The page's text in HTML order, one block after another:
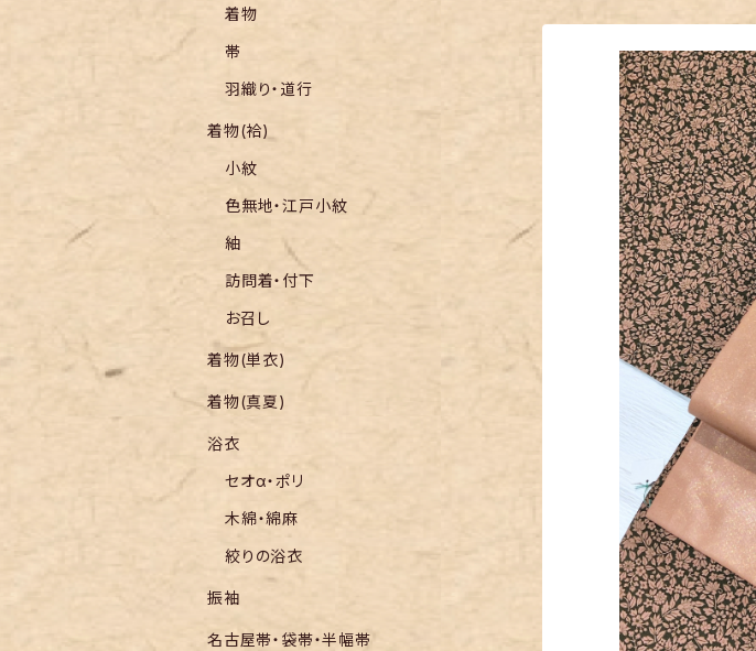
着物
帯
羽織り・道行
着物(袷)
小紋
色無地・江戸小紋
紬
訪問着・付下
お召し
着物(単衣)
着物(真夏)
浴衣
セオα・ポリ
木綿・綿麻
絞りの浴衣
振袖
名古屋帯・袋帯・半幅帯